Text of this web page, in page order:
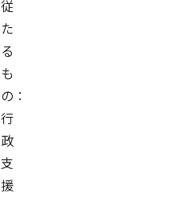
従
た
る
も
の：
行
政
支
援